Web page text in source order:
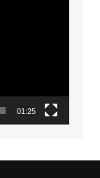
01:25